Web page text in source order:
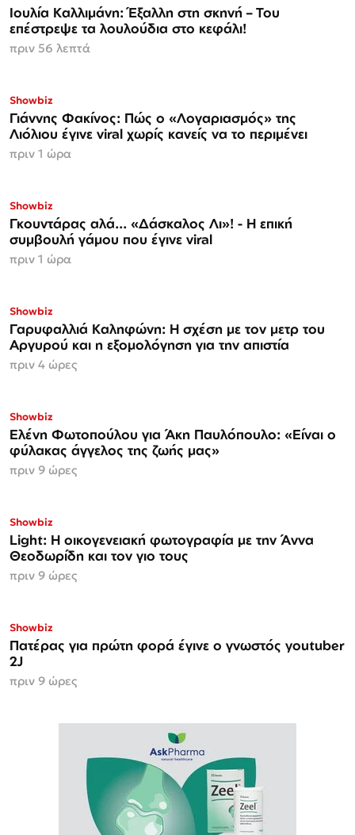
Ιουλία Καλλιμάνη: Έξαλλη στη σκηνή – Του
επέστρεψε τα λουλούδια στο κεφάλι!
πριν 56 λεπτά
Showbiz
Γιάννης Φακίνος: Πώς ο «Λογαριασμός» της
Λιόλιου έγινε viral χωρίς κανείς να το περιμένει
πριν 1 ώρα
Showbiz
Γκουντάρας αλά... «Δάσκαλος Λι»! - Η επική
συμβουλή γάμου που έγινε viral
πριν 1 ώρα
Showbiz
Γαρυφαλλιά Καληφώνη: Η σχέση με τον μετρ του
Αργυρού και η εξομολόγηση για την απιστία
πριν 4 ώρες
Showbiz
Ελένη Φωτοπούλου για Άκη Παυλόπουλο: «Είναι ο
φύλακας άγγελος της ζωής μας»
πριν 9 ώρες
Showbiz
Light: Η οικογενειακή φωτογραφία με την Άννα
Θεοδωρίδη και τον γιο τους
πριν 9 ώρες
Showbiz
Πατέρας για πρώτη φορά έγινε ο γνωστός youtuber
2J
πριν 9 ώρες